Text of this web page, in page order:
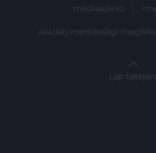
médiaajánló
akadálymentességi
Lap